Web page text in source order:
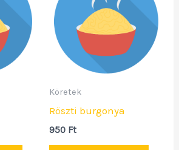
Köretek
Röszti burgonya
950 Ft